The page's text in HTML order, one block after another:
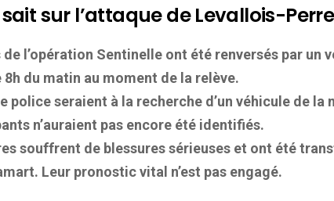
sait sur l’attaque de Levallois-
l’opération Sentinelle ont été renversés par un
du matin au moment de la relève.
police seraient à la recherche d’un véhicule de la
n’auraient pas encore été identifiés.
souffrent de blessures sérieuses et ont été
Leur pronostic vital n’est pas engagé.